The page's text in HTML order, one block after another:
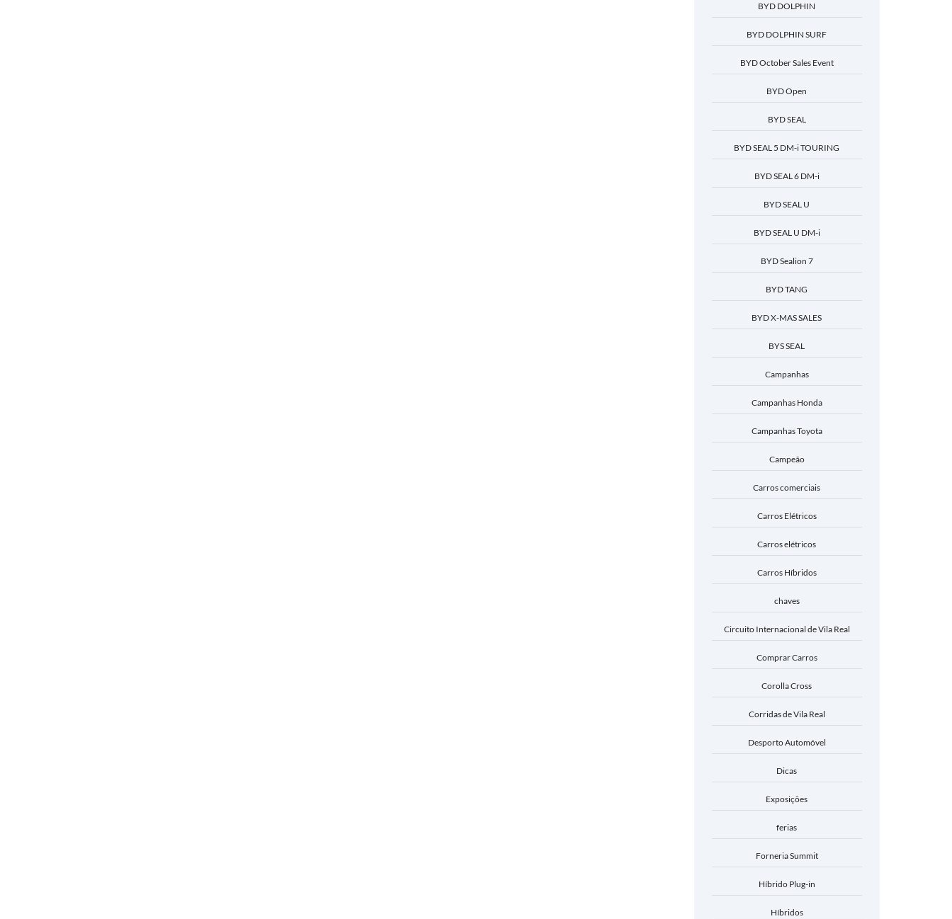
BYD DOLPHIN
BYD DOLPHIN SURF
BYD October Sales Event
BYD Open
BYD SEAL
BYD SEAL 5 DM-i TOURING
BYD SEAL 6 DM-i
BYD SEAL U
BYD SEAL U DM-i
BYD Sealion 7
BYD TANG
BYD X-MAS SALES
BYS SEAL
Campanhas
Campanhas Honda
Campanhas Toyota
Campeão
Carros comerciais
Carros Elétricos
Carros elétricos
Carros Híbridos
chaves
Circuito Internacional de Vila Real
Comprar Carros
Corolla Cross
Corridas de Vila Real
Desporto Automóvel
Dicas
Exposições
ferias
Forneria Summit
Híbrido Plug-in
Híbridos